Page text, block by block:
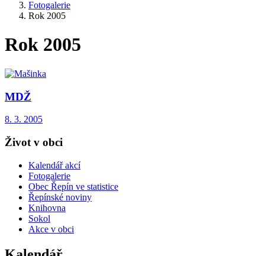
Fotogalerie
Rok 2005
Rok 2005
MDŽ
8. 3. 2005
Život v obci
Kalendář akcí
Fotogalerie
Obec Řepín ve statistice
Řepínské noviny
Knihovna
Sokol
Akce v obci